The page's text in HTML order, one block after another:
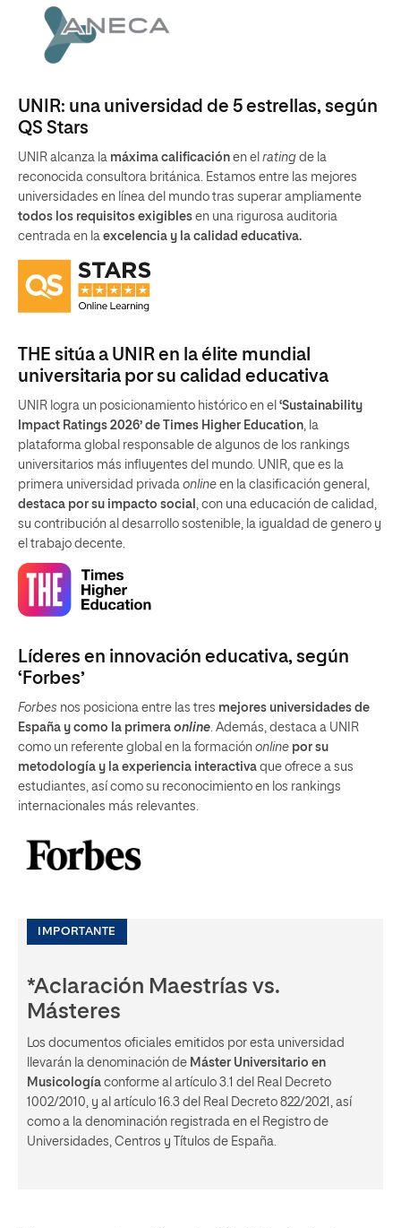
UNIR: una universidad de 5 estrellas, según
QS Stars
UNIR alcanza la máxima calificación en el rating de la
reconocida consultora británica. Estamos entre las mejores
universidades en línea del mundo tras superar ampliamente
todos los requisitos exigibles en una rigurosa auditoria
centrada en la excelencia y la calidad educativa.
THE sitúa a UNIR en la élite mundial
universitaria por su calidad educativa
UNIR logra un posicionamiento histórico en el ‘Sustainability
Impact Ratings 2026’ de Times Higher Education, la
plataforma global responsable de algunos de los rankings
universitarios más influyentes del mundo. UNIR, que es la
primera universidad privada online en la clasificación general,
destaca por su impacto social , con una educación de calidad,
su contribución al desarrollo sostenible, la igualdad de genero y
el trabajo decente.
Líderes en innovación educativa, según
‘Forbes’
Forbes nos posiciona entre las tres mejores universidades de
España y como la primera online. Además, destaca a UNIR
como un referente global en la formación online por su
metodología y la experiencia interactiva que ofrece a sus
estudiantes, así como su reconocimiento en los rankings
internacionales más relevantes.
IMPORTANTE
*Aclaración Maestrías vs.
Másteres
Los documentos oficiales emitidos por esta universidad
llevarán la denominación de Máster Universitario en
Musicología conforme al artículo 3.1 del Real Decreto
1002/2010, y al artículo 16.3 del Real Decreto 822/2021, así
como a la denominación registrada en el Registro de
Universidades, Centros y Títulos de España.